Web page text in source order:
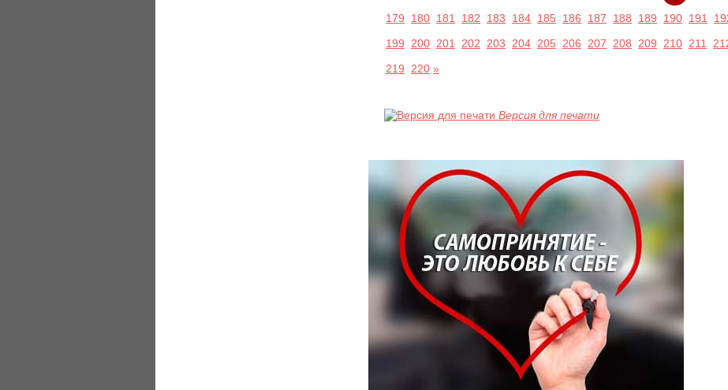
179
180 181 182 183 184 185 186 187 188 189 190 191
199
200 201 202 203 204 205 206 207 208 209 210 211
219
220 »
Версия для печати